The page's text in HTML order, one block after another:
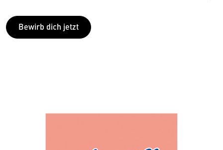
Bewirb dich jetzt